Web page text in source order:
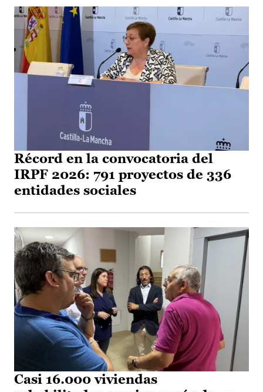
Récord en la convocatoria del
IRPF 2026: 791 proyectos de 336
entidades sociales
Casi 16.000 viviendas